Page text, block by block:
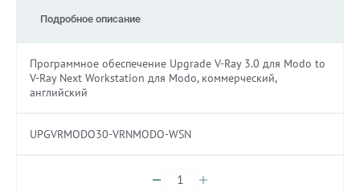
Подробное описание
Программное обеспечение Upgrade V-Ray 3.0 для Modo to
V-Ray Next Workstation для Modo, коммерческий,
английский
UPGVRMODO30-VRNMODO-WSN